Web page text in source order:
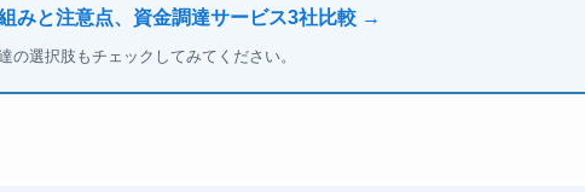
みと注意点、資金調達サービス3社比較 →
選択肢もチェックしてみてください。